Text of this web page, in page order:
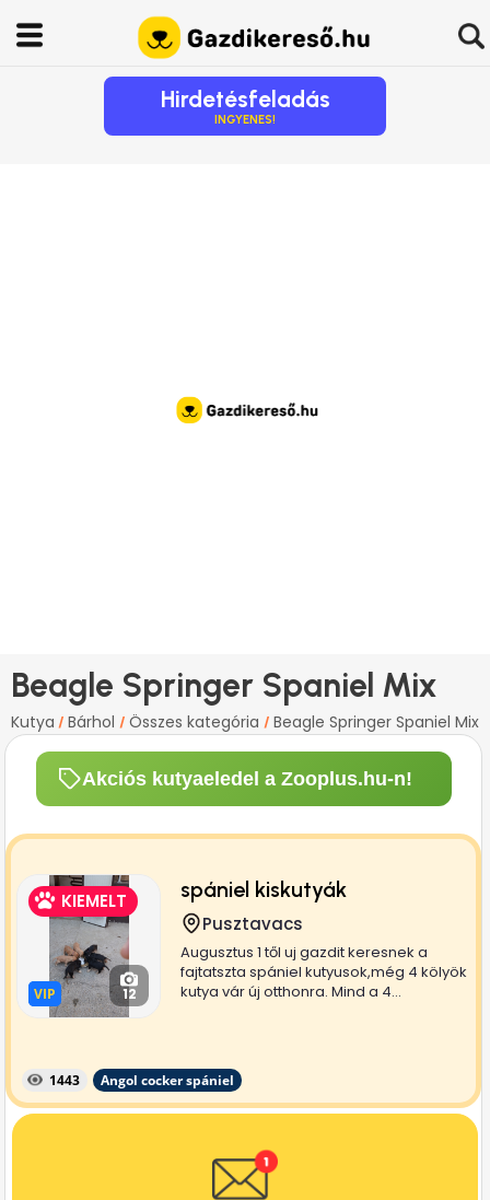
Hirdetésfeladás
INGYENES!
Beagle Springer Spaniel Mix
Kutya / Bárhol / Összes kategória / Beagle Springer Spaniel Mix
Akciós kutyaeledel a Zooplus.hu-n!
KIEMELT
VIP
VIP 12
spániel kiskutyák
Pusztavacs
Augusztus 1 től uj gazdit keresnek a
fajtatszta spániel kutyusok,még 4 kölyök
kutya vár új otthonra. Mind a 4...
1443 Angol cocker spániel